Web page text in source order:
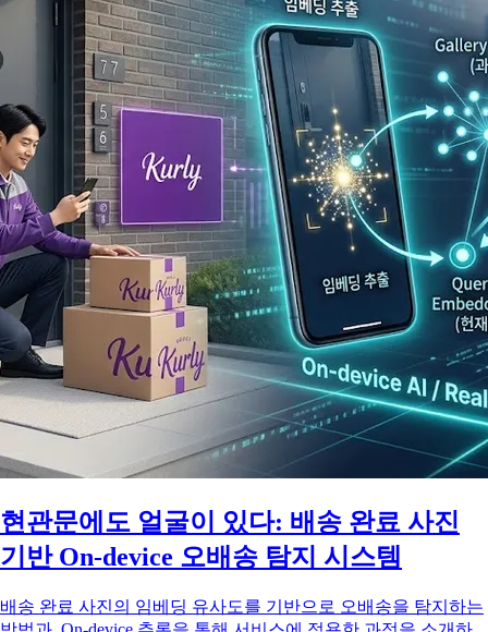
현관문에도 얼굴이 있다: 배송 완료 사진
기반 On-device 오배송 탐지 시스템
배송 완료 사진의 임베딩 유사도를 기반으로 오배송을 탐지하는